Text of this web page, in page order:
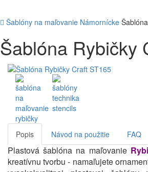
Šablóny na maľovanie Námornícke
Šablóna Rybičky
Popis Návod na použitie FAQ
Plastová šablóna na maľovanie
kreatívnu tvorbu - namaľujete